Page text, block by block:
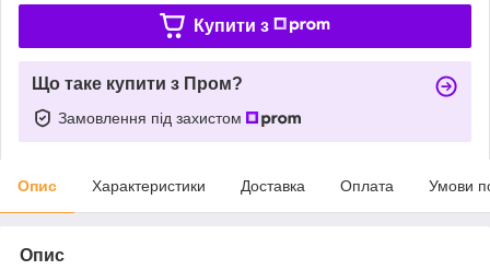
Купити з
Що таке купити з Пром?
Замовлення під захистом
Опис Характеристики Доставка Оплата Умови
Опис